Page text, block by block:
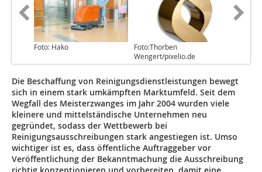
Foto: Hako
Foto:Thorben
Wengert/pixelio.de
Die Beschaffung von Reinigungsdienstleistungen bewegt
sich in einem stark umkämpften Marktumfeld. Seit dem
Wegfall des Meisterzwanges im Jahr 2004 wurden viele
kleinere und mittelständische Unternehmen neu
gegründet, sodass der Wettbewerb bei
Reinigungsausschreibungen stark angestiegen ist. Umso
wichtiger ist es, dass öffentliche Auftrag­geber vor
Veröffentlichung der Bekanntmachung die Ausschreibung